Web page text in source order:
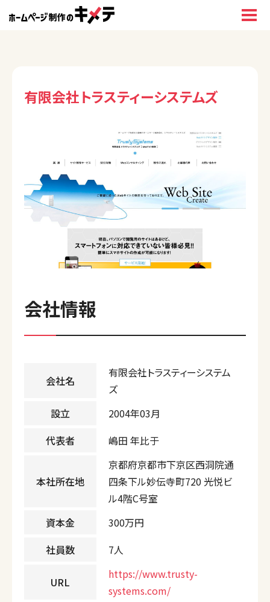
有限会社トラスティーシステムズ
会社情報
会社名
有限会社トラスティーシステム
ズ
設立
2004年03月
代表者
嶋田 年比于
本社所在地
京都府京都市下京区西洞院通
四条下ル妙伝寺町720 光悦ビ
ル4階C号室
資本金
300万円
社員数
7人
URL
https://www.trusty-
systems.com/